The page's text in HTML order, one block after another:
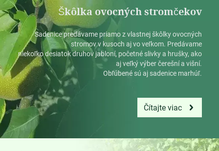
Škôlka ovocných stromčekov
Sadenice predávame priamo z vlastnej škôlky ovocných
stromov v kusoch aj vo veľkom. Predávame
niekoľko desiatok druhov jabloní, početné slivky a hrušky, ako
aj veľký výber čerešní a višní.
Obľúbené sú aj sadenice marhúľ.
Čítajte viac